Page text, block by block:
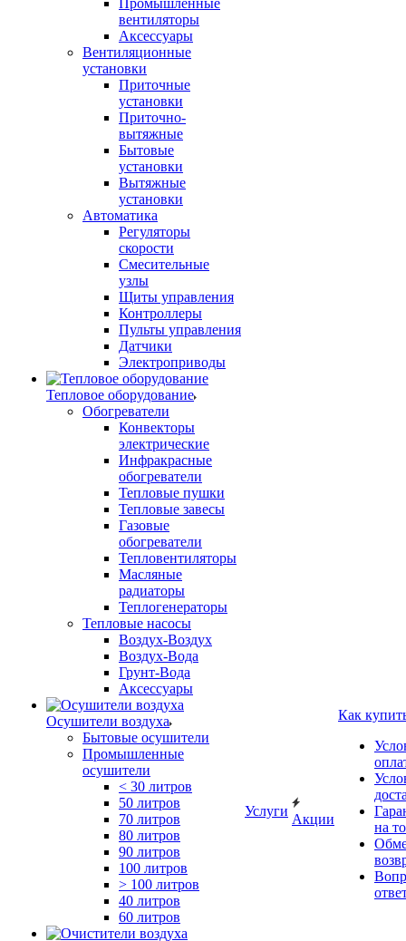
Промышленные
вентиляторы
Аксессуары
Вентиляционные
установки
Приточные
установки
Приточно-
вытяжные
Бытовые
установки
Вытяжные
установки
Автоматика
Регуляторы
скорости
Смесительные
узлы
Щиты управления
Контроллеры
Пульты управления
Датчики
Электроприводы
Тепловое оборудование
Обогреватели
Конвекторы
электрические
Инфракрасные
обогреватели
Тепловые пушки
Тепловые завесы
Газовые
обогреватели
Тепловентиляторы
Масляные
радиаторы
Теплогенераторы
Тепловые насосы
Воздух-Воздух
Воздух-Вода
Грунт-Вода
Аксессуары
Осушители воздуха
Бытовые осушители
Промышленные
осушители
< 30 литров
50 литров
70 литров
80 литров
90 литров
100 литров
> 100 литров
40 литров
60 литров
Услуги
Акции
Как
на